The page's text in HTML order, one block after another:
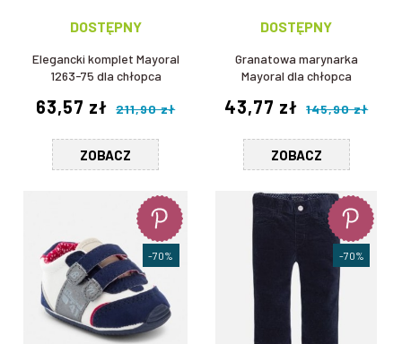
DOSTĘPNY
Elegancki komplet Mayoral
1263-75 dla chłopca
63,57 zł 211,90 zł
ZOBACZ
DOSTĘPNY
Granatowa marynarka
Mayoral dla chłopca
43,77 zł 145,90 zł
ZOBACZ
-70% -70%